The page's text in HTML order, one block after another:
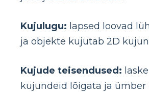
Kujulugu: lapsed loovad
ja objekte kujutab 2D
Kujude teisendused:
kujundeid lõigata ja ümber